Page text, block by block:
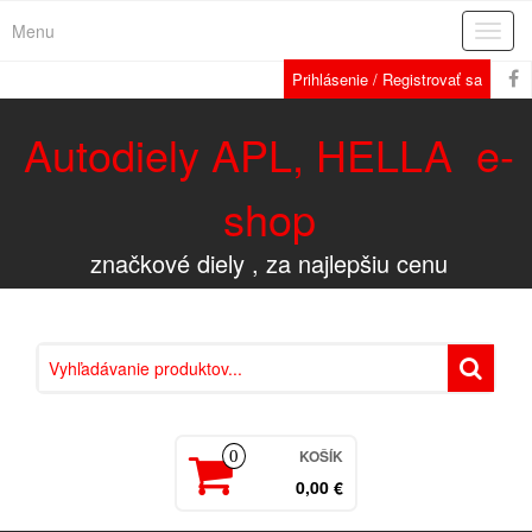
Menu
Prihlásenie / Registrovať sa
Autodiely APL, HELLA e-
shop
značkové diely , za najlepšiu cenu
0 KOŠÍK
0,00 €